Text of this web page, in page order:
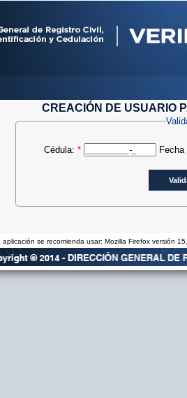
CREACIÓN DE USUARIO
Cédula: *
se recomienda usar: Mozilla Firefox versión